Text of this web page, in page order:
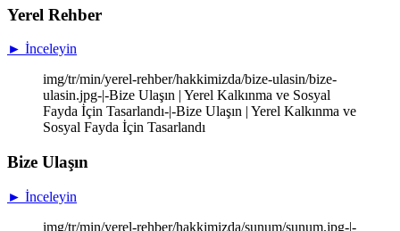
Yerel Rehber
► İnceleyin
img/tr/min/yerel-rehber/hakkimizda/bize-ulasin/bize-
ulasin.jpg-|-Bize Ulaşın | Yerel Kalkınma ve Sosyal
Fayda İçin Tasarlandı-|-Bize Ulaşın | Yerel Kalkınma ve
Sosyal Fayda İçin Tasarlandı
Bize Ulaşın
► İnceleyin
img/tr/min/yerel-rehber/hakkimizda/sunum/sunum.jpg-|-